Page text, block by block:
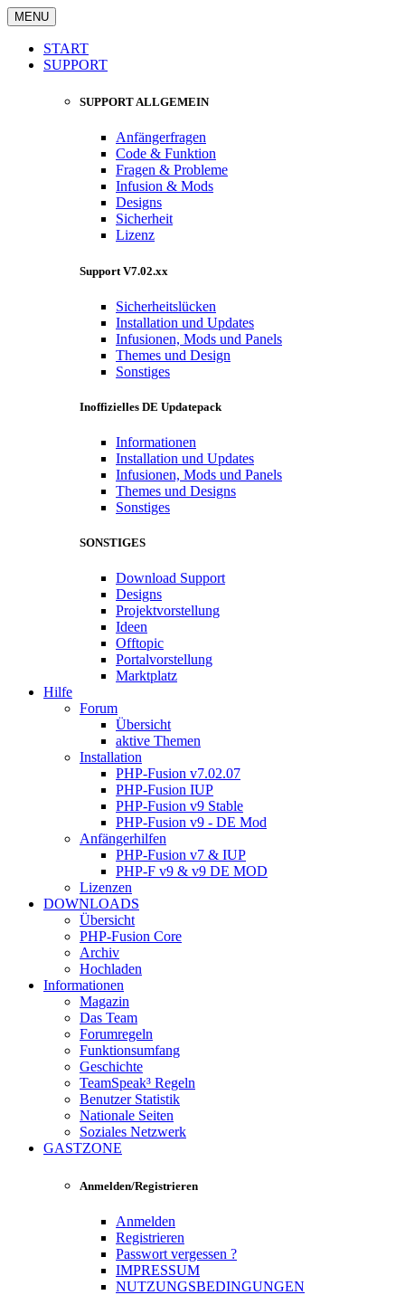
MENU
START
SUPPORT
SUPPORT ALLGEMEIN
Anfängerfragen
Code & Funktion
Fragen & Probleme
Infusion & Mods
Designs
Sicherheit
Lizenz
Support V7.02.xx
Sicherheitslücken
Installation und Updates
Infusionen, Mods und Panels
Themes und Design
Sonstiges
Inoffizielles DE Updatepack
Informationen
Installation und Updates
Infusionen, Mods und Panels
Themes und Designs
Sonstiges
SONSTIGES
Download Support
Designs
Projektvorstellung
Ideen
Offtopic
Portalvorstellung
Marktplatz
Hilfe
Forum
Übersicht
aktive Themen
Installation
PHP-Fusion v7.02.07
PHP-Fusion IUP
PHP-Fusion v9 Stable
PHP-Fusion v9 - DE Mod
Anfängerhilfen
PHP-Fusion v7 & IUP
PHP-F v9 & v9 DE MOD
Lizenzen
DOWNLOADS
Übersicht
PHP-Fusion Core
Archiv
Hochladen
Informationen
Magazin
Das Team
Forumregeln
Funktionsumfang
Geschichte
TeamSpeak³ Regeln
Benutzer Statistik
Nationale Seiten
Soziales Netzwerk
GASTZONE
Anmelden/Registrieren
Anmelden
Registrieren
Passwort vergessen ?
IMPRESSUM
NUTZUNGSBEDINGUNGEN